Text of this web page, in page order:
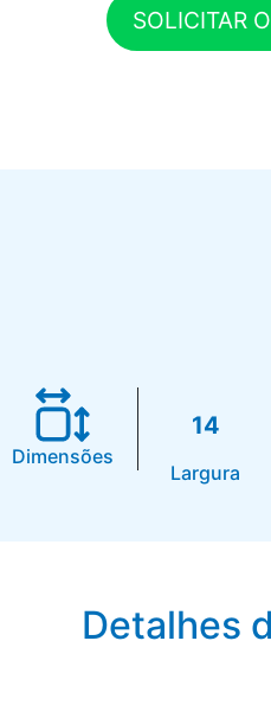
SOLICITAR
Dimensões
14
Largura
Detalhes